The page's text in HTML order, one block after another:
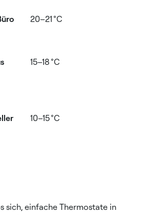
20–21 °C
15–18 °C
10–15 °C
sich, einfache Thermostate in